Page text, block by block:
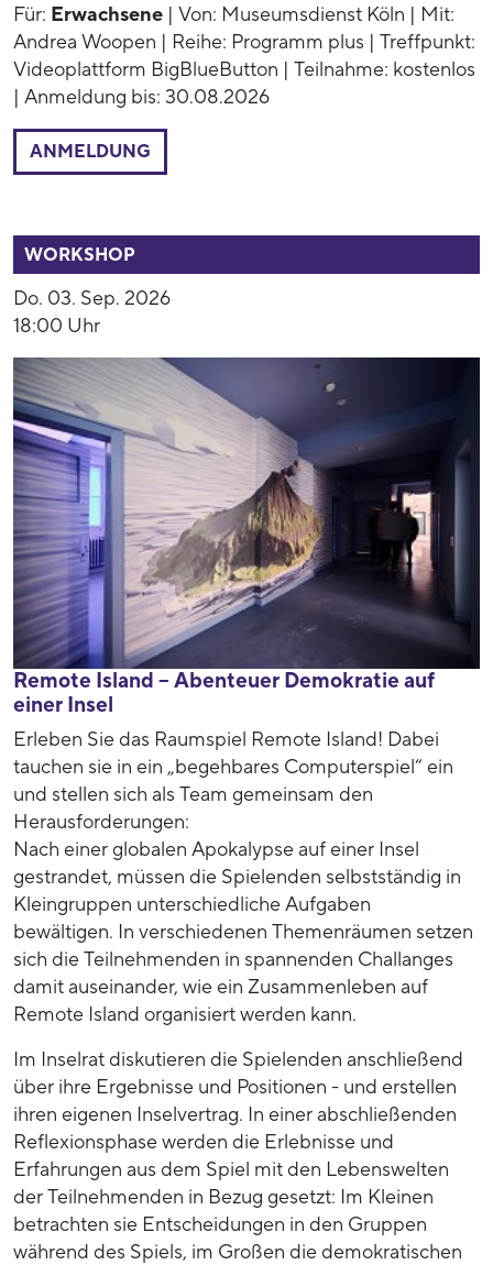
Für: Erwachsene | Von: Museumsdienst Köln | Mit:
Andrea Woopen | Reihe: Programm plus | Treffpunkt:
Videoplattform BigBlueButton | Teilnahme: kostenlos
| Anmeldung bis: 30.08.2026
ANMELDUNG
WORKSHOP
Do. 03. Sep. 2026
18:00 Uhr
Remote Island – Abenteuer Demokratie auf
einer Insel
Erleben Sie das Raumspiel Remote Island! Dabei
tauchen sie in ein „begehbares Computerspiel“ ein
und stellen sich als Team gemeinsam den
Herausforderungen:
Nach einer globalen Apokalypse auf einer Insel
gestrandet, müssen die Spielenden selbstständig in
Kleingruppen unterschiedliche Aufgaben
bewältigen. In verschiedenen Themenräumen setzen
sich die Teilnehmenden in spannenden Challanges
damit auseinander, wie ein Zusammenleben auf
Remote Island organisiert werden kann.
Im Inselrat diskutieren die Spielenden anschließend
über ihre Ergebnisse und Positionen - und erstellen
ihren eigenen Inselvertrag. In einer abschließenden
Reflexionsphase werden die Erlebnisse und
Erfahrungen aus dem Spiel mit den Lebenswelten
der Teilnehmenden in Bezug gesetzt: Im Kleinen
betrachten sie Entscheidungen in den Gruppen
während des Spiels, im Großen die demokratischen